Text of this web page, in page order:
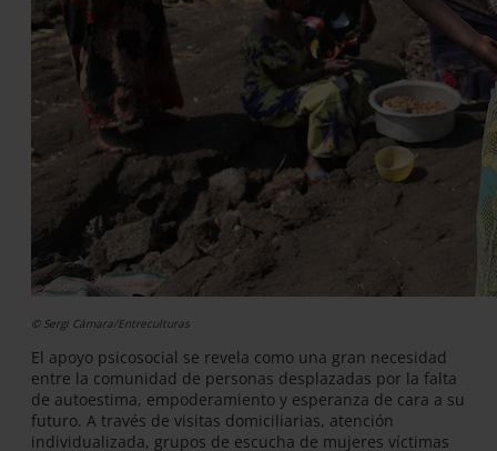
© Sergi Cámara/Entreculturas
El apoyo psicosocial se revela como una gran necesidad
entre la comunidad de personas desplazadas por la falta
de autoestima, empoderamiento y esperanza de cara a su
futuro. A través de visitas domiciliarias, atención
individualizada, grupos de escucha de mujeres víctimas